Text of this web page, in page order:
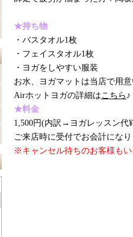
★持ち物
・バスタオル1枚
・フェイスタオル1枚
・ヨガをしやすい服装
お水、ヨガマットは当店で用
Airホットヨガの詳細はこちら ♪
★料金
1,500円(内訳→ヨガレッスン代
ご来店時に受付でお会計にな
※キャンセル待ちのお客様も